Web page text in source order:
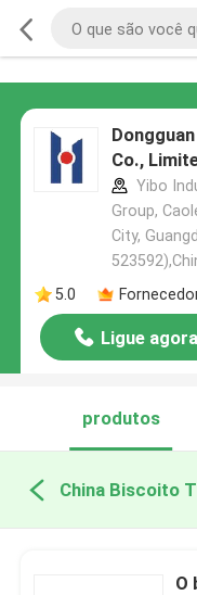
Co.,
Yibo
Group,
City,
5.0
Ligue agora
produtos
China Biscoito
O